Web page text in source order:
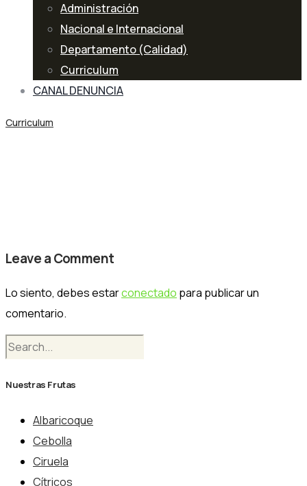
Administración
Nacional e Internacional
Departamento (Calidad)
Curriculum
CANAL DENUNCIA
Curriculum
Leave a Comment
Lo siento, debes estarconectado para publicar un
comentario.
Nuestras Frutas
Albaricoque
Cebolla
Ciruela
Cítricos